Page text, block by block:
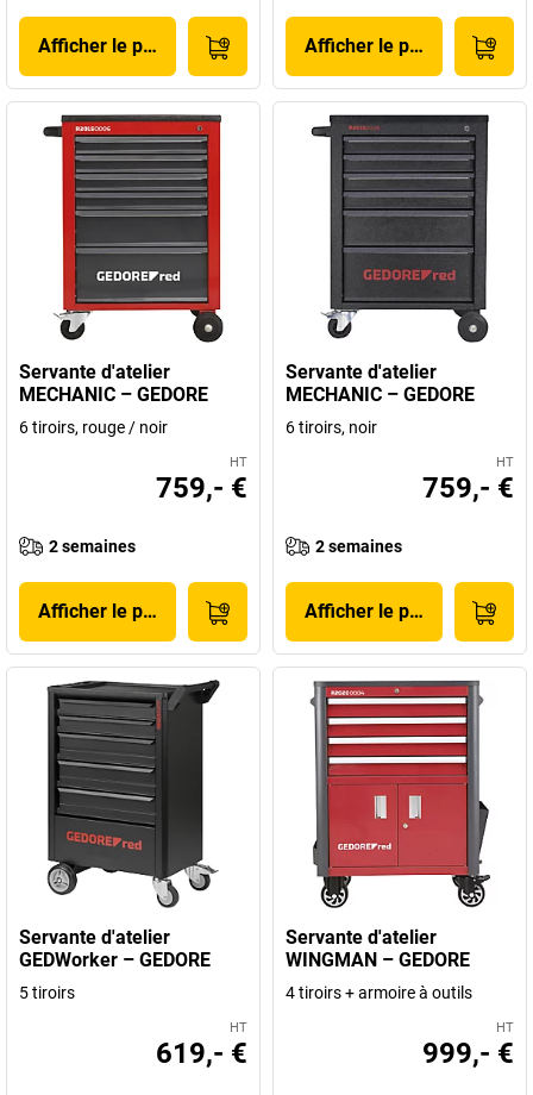
Afficher le produit Afficher le produit
Servante d'atelier
MECHANIC – GEDORE
6 tiroirs, rouge / noir
HT
759,- €
2 semaines
Afficher le produit
Servante d'atelier
MECHANIC – GEDORE
6 tiroirs, noir
HT
759,- €
2 semaines
Afficher le produit
Servante d'atelier
GEDWorker – GEDORE
5 tiroirs
HT
619,- €
Servante d'atelier
WINGMAN – GEDORE
4 tiroirs + armoire à outils
HT
999,- €